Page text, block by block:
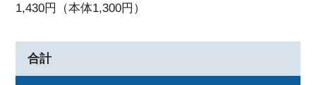
1,430円（本体1,300円）
合計